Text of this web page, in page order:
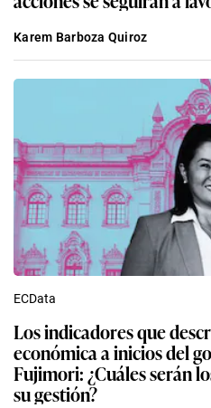
Karem Barboza Quiroz
ECData
Los indicadores que
económica a inicios del
Fujimori: ¿Cuáles serán
su gestión?